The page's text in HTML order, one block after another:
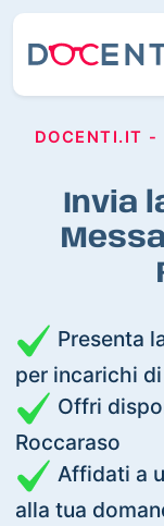
DOCENTI.IT -
Invia
Presenta
per incarichi
Offri
Roccaraso
Affidati a
alla tua